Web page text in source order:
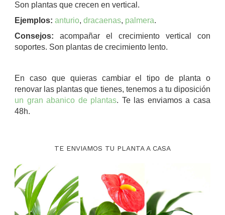
Son plantas que crecen en vertical.
Ejemplos: anturio, dracaenas, palmera.
Consejos: acompañar el crecimiento vertical con
soportes. Son plantas de crecimiento lento.
En caso que quieras cambiar el tipo de planta o
renovar las plantas que tienes, tenemos a tu diposición
un gran abanico de plantas. Te las enviamos a casa
48h.
TE ENVIAMOS TU PLANTA A CASA